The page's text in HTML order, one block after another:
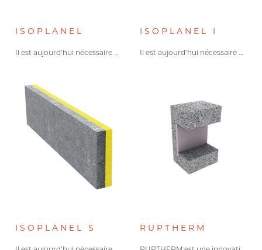
ISOPLANEL
Il est aujourd’hui nécessaire de…
ISOPLANEL I
Il est aujourd’hui nécessaire de…
ISOPLANEL S RUPTHERM